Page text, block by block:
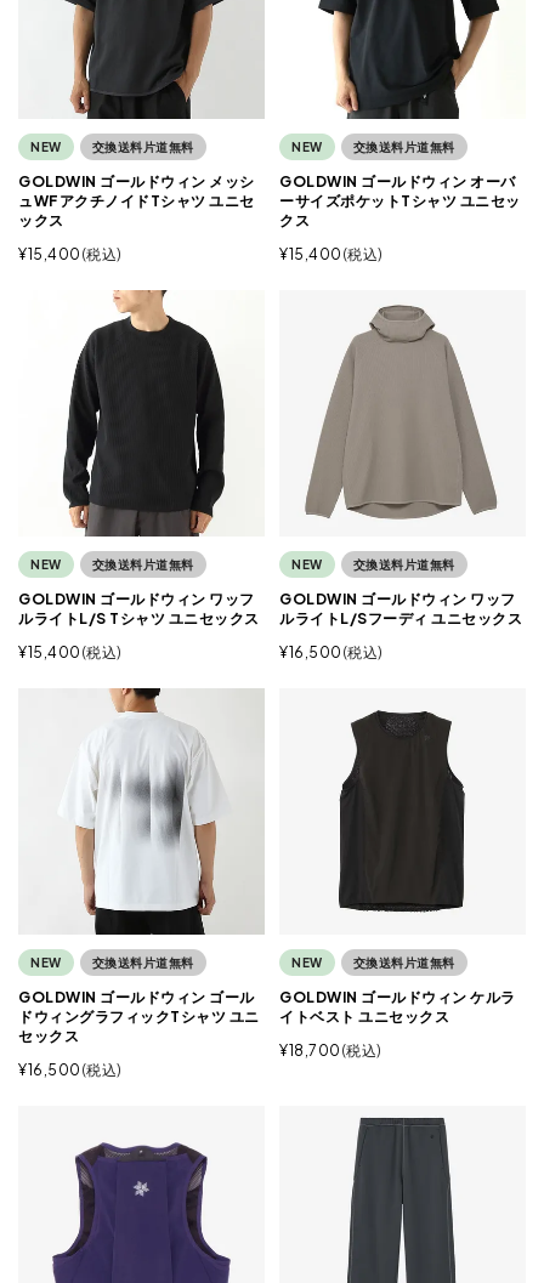
NEW 交換送料片道無料
GOLDWIN ゴールドウィン メッシ
ュWFアクチノイドTシャツ ユニセ
ックス
¥15,400 税込
NEW 交換送料片道無料
GOLDWIN ゴールドウィン オーバ
ーサイズポケットTシャツ ユニセッ
クス
¥15,400 税込
NEW 交換送料片道無料
GOLDWIN ゴールドウィン ワッフ
ルライトL/S Tシャツ ユニセックス
¥15,400 税込
NEW 交換送料片道無料
GOLDWIN ゴールドウィン ワッフ
ルライトL/Sフーディ ユニセックス
¥16,500 税込
NEW 交換送料片道無料
GOLDWIN ゴールドウィン ゴール
ドウィングラフィックTシャツ ユニ
セックス
¥16,500 税込
NEW 交換送料片道無料
GOLDWIN ゴールドウィン ケルラ
イトベスト ユニセックス
¥18,700 税込